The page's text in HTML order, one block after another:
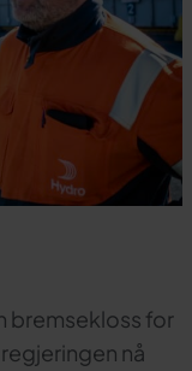
bremsekloss for
nå